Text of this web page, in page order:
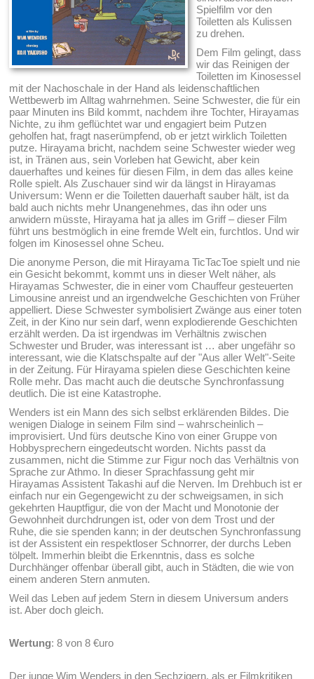
Spielfilm vor den
Toiletten als Kulissen
zu drehen.
Dem Film gelingt, dass
wir das Reinigen der
Toiletten im Kinosessel
mit der Nachoschale in der Hand als leidenschaftlichen
Wettbewerb im Alltag wahrnehmen. Seine Schwester, die für ein
paar Minuten ins Bild kommt, nachdem ihre Tochter, Hirayamas
Nichte, zu ihm geflüchtet war und engagiert beim Putzen
geholfen hat, fragt naserümpfend, ob er jetzt wirklich Toiletten
putze. Hirayama bricht, nachdem seine Schwester wieder weg
ist, in Tränen aus, sein Vorleben hat Gewicht, aber kein
dauerhaftes und keines für diesen Film, in dem das alles keine
Rolle spielt. Als Zuschauer sind wir da längst in Hirayamas
Universum: Wenn er die Toiletten dauerhaft sauber hält, ist da
bald auch nichts mehr Unangenehmes, das ihn oder uns
anwidern müsste, Hirayama hat ja alles im Griff – dieser Film
führt uns bestmöglich in eine fremde Welt ein, furchtlos. Und wir
folgen im Kinosessel ohne Scheu.
Die anonyme Person, die mit Hirayama TicTacToe spielt und nie
ein Gesicht bekommt, kommt uns in dieser Welt näher, als
Hirayamas Schwester, die in einer vom Chauffeur gesteuerten
Limousine anreist und an irgendwelche Geschichten von Früher
appelliert. Diese Schwester symbolisiert Zwänge aus einer toten
Zeit, in der Kino nur sein darf, wenn explodierende Geschichten
erzählt werden. Da ist irgendwas im Verhältnis zwischen
Schwester und Bruder, was interessant ist … aber ungefähr so
interessant, wie die Klatschspalte auf der "Aus aller Welt"-Seite
in der Zeitung. Für Hirayama spielen diese Geschichten keine
Rolle mehr. Das macht auch die deutsche Synchronfassung
deutlich. Die ist eine Katastrophe.
Wenders ist ein Mann des sich selbst erklärenden Bildes. Die
wenigen Dialoge in seinem Film sind – wahrscheinlich –
improvisiert. Und fürs deutsche Kino von einer Gruppe von
Hobbysprechern eingedeutscht worden. Nichts passt da
zusammen, nicht die Stimme zur Figur noch das Verhältnis von
Sprache zur Athmo. In dieser Sprachfassung geht mir
Hirayamas Assistent Takashi auf die Nerven. Im Drehbuch ist er
einfach nur ein Gegengewicht zu der schweigsamen, in sich
gekehrten Hauptfigur, die von der Macht und Monotonie der
Gewohnheit durchdrungen ist, oder von dem Trost und der
Ruhe, die sie spenden kann; in der deutschen Synchronfassung
ist der Assistent ein respektloser Schnorrer, der durchs Leben
tölpelt. Immerhin bleibt die Erkenntnis, dass es solche
Durchhänger offenbar überall gibt, auch in Städten, die wie von
einem anderen Stern anmuten.
Weil das Leben auf jedem Stern in diesem Universum anders
ist. Aber doch gleich.
Wertung: 8 von 8 €uro
Der junge Wim Wenders in den Sechzigern, als er Filmkritiken